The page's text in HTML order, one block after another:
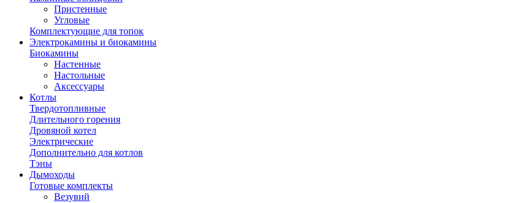
Пристенные
Угловые
Комплектующие для топок
Электрокамины и биокамины
Биокамины
Настенные
Настольные
Аксессуары
Котлы
Твердотопливные
Длительного горения
Дровяной котел
Электрические
Дополнительно для котлов
Тэны
Дымоходы
Готовые комплекты
Везувий